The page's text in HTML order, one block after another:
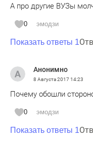
А про другие ВУЗы
0 эмодзи
Показать ответы 1
Анонимно
8 Августа 201714:23
Почему обошли
0 эмодзи
Показать ответы 1